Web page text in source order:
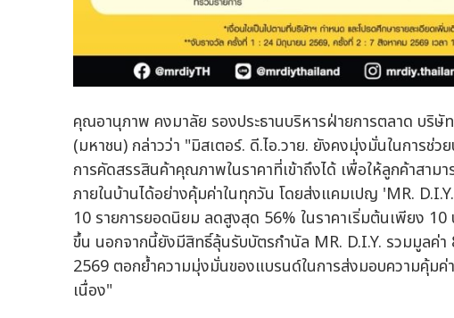
คุณอานุภาพ คงมาลัย รองประธานบริหารฝ่ายการตลาด บริษั
(มหาชน) กล่าวว่า "มิสเตอร์. ดี.ไอ.วาย. ยังคงมุ่งมั่นในการช่ว
การคัดสรรสินค้าคุณภาพในราคาที่เข้าถึงได้ เพื่อให้ลูกค้าสา
ภายในบ้านได้อย่างคุ้มค่าในทุกวัน โดยส่งแคมเปญ 'MR.
10 รายการยอดนิยม ลดสูงสุด 56% ในราคาเริ่มต้นเพียง 10
ขึ้น นอกจากนี้ยังมีสิทธิ์ลุ้นรับบัตรกำนัล MR. D.I.Y. รวมมูลค่
2569 ตอกย้ำความมุ่งมั่นของแบรนด์ในการส่งมอบความคุ้ม
เนื่อง"